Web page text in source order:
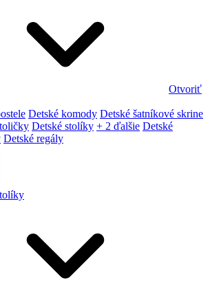
Otvoriť
Detské komody Detské šatníkové skrine
Detské stolíky + 2 ďalšie Detské
Detské regály